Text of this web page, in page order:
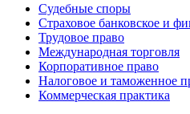
Судебные споры
Страховое банковское и
Трудовое право
Международная торговля
Корпоративное право
Налоговое и таможенное
Коммерческая практика